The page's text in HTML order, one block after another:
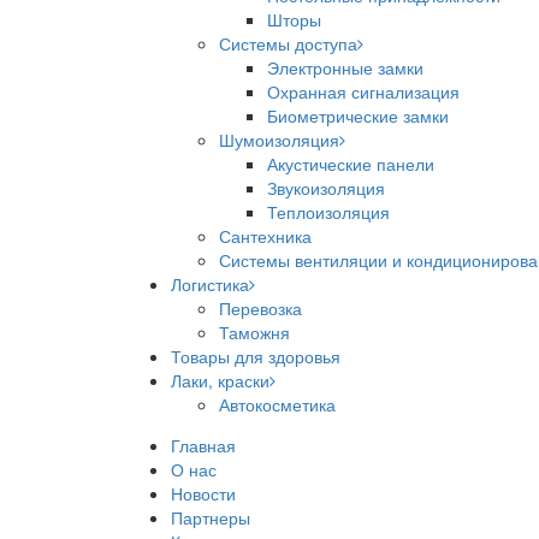
Шторы
Системы доступа
Электронные замки
Охранная сигнализация
Биометрические замки
Шумоизоляция
Акустические панели
Звукоизоляция
Теплоизоляция
Сантехника
Системы вентиляции и
Логистика
Перевозка
Таможня
Товары для здоровья
Лаки, краски
Автокосметика
Главная
О нас
Новости
Партнеры